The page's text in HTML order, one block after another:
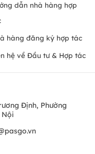
dẫn nhà hàng hợp
hàng đăng ký hợp tác
hệ về Đầu tư & Hợp tác
Định, Phường
Nội